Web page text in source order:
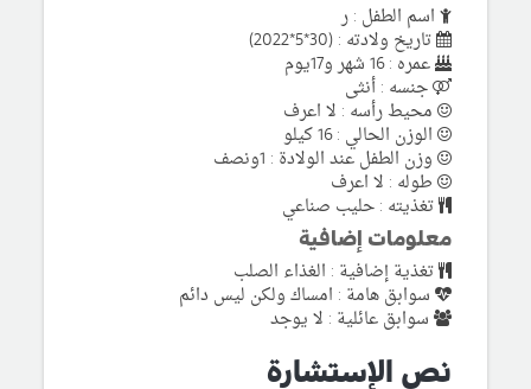
اسم الطفل : ر
تاريخ ولادته : (30*5*2022)
عمره : 16 شهر و17يوم
جنسه : أنثى
محيط رأسه : لا اعرف
الوزن الحالي : 16 كيلو
وزن الطفل عند الولادة : 1ونصف
طوله : لا اعرف
تغذيته : حليب صناعي
معلومات إضافية
تغذية إضافية : الغذاء الصلب
سوابق هامة : امساك ولكن ليس دائم
سوابق عائلية : لا يوجد
نص الإستشارة